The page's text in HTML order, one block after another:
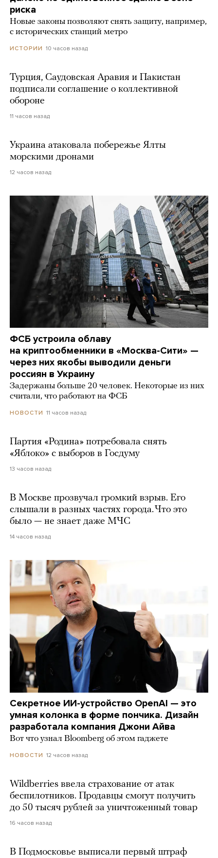
риска
Новые законы позволяют снять защиту, например,
с исторических станций метро
ИСТОРИИ 10 часов назад
Турция, Саудовская Аравия и Пакистан
подписали соглашение о коллективной
обороне
11 часов назад
Украина атаковала побережье Ялты
морскими дронами
12 часов назад
ФСБ устроила облаву
на криптообменники в «Москва-Сити» —
через них якобы выводили деньги
россиян в Украину
Задержаны больше 20 человек. Некоторые из них
считали, что работают на ФСБ
НОВОСТИ 11 часов назад
Партия «Родина» потребовала снять
«Яблоко» с выборов в Госдуму
13 часов назад
В Москве прозвучал громкий взрыв. Его
слышали в разных частях города. Что это
было — не знает даже МЧС
14 часов назад
Секретное ИИ-устройство OpenAI — это
умная колонка в форме пончика. Дизайн
разработала компания Джони Айва
Вот что узнал Bloomberg об этом гаджете
НОВОСТИ 12 часов назад
Wildberries ввела страхование от атак
беспилотников. Продавцы смогут получить
до 50 тысяч рублей за уничтоженный товар
16 часов назад
В Подмосковье выписали первый штраф